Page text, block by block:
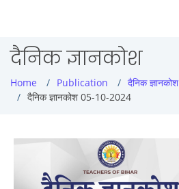
दैनिक ज्ञानकोश
Home Publication
दैनिक ज्ञानकोश
दैनिक ज्ञानकोश 05-10-2024